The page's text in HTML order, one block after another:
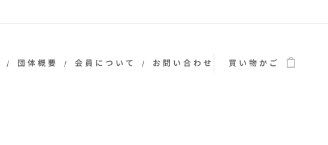
団体概要 会員について お問い合わせ 買い物かご